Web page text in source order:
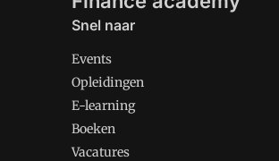
Snel naar
Events
Opleidingen
E-learning
Boeken
Vacatures